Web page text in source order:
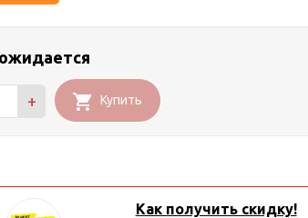
+ Купить
Как получить скидку!